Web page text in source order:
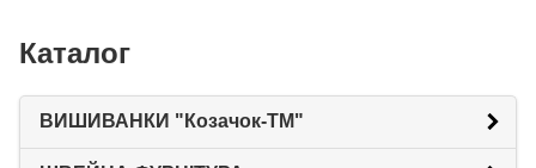
Каталог
ВИШИВАНКИ "Козачок-ТМ"